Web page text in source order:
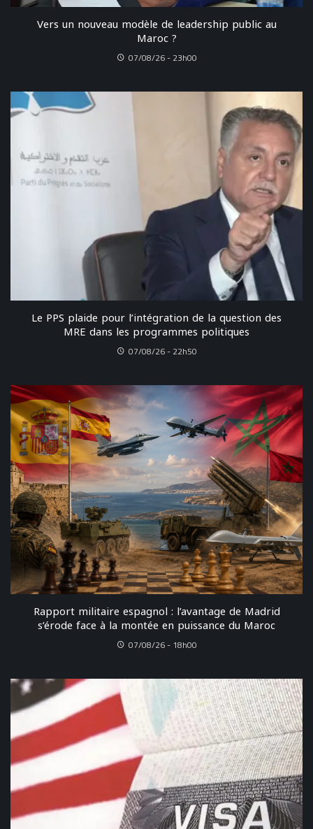
Vers un nouveau modèle de leadership public au
Maroc ?
07/08/26 - 23h00
Le PPS plaide pour l’intégration de la question des
MRE dans les programmes politiques
07/08/26 - 22h50
Rapport militaire espagnol : l’avantage de Madrid
s’érode face à la montée en puissance du Maroc
07/08/26 - 18h00